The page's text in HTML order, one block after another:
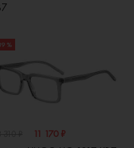
%
11 170 ₽